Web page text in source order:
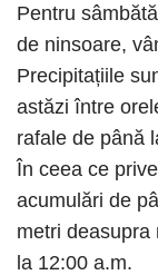
Pentru
de ninsoare,
Precipitațiile
astăzi între
rafale de până
În ceea ce
acumulări de
metri deasupra
la 12:00 a.m.